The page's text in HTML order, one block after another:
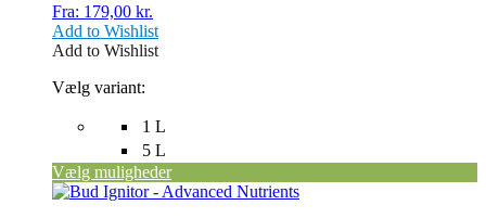
Fra: 179,00 kr.
1 L
5 L
Vælg variant:
Vælg muligheder
Mulighederne
kan
vælges
varesiden
Add to Wishlist
Add to Wishlist
Dette